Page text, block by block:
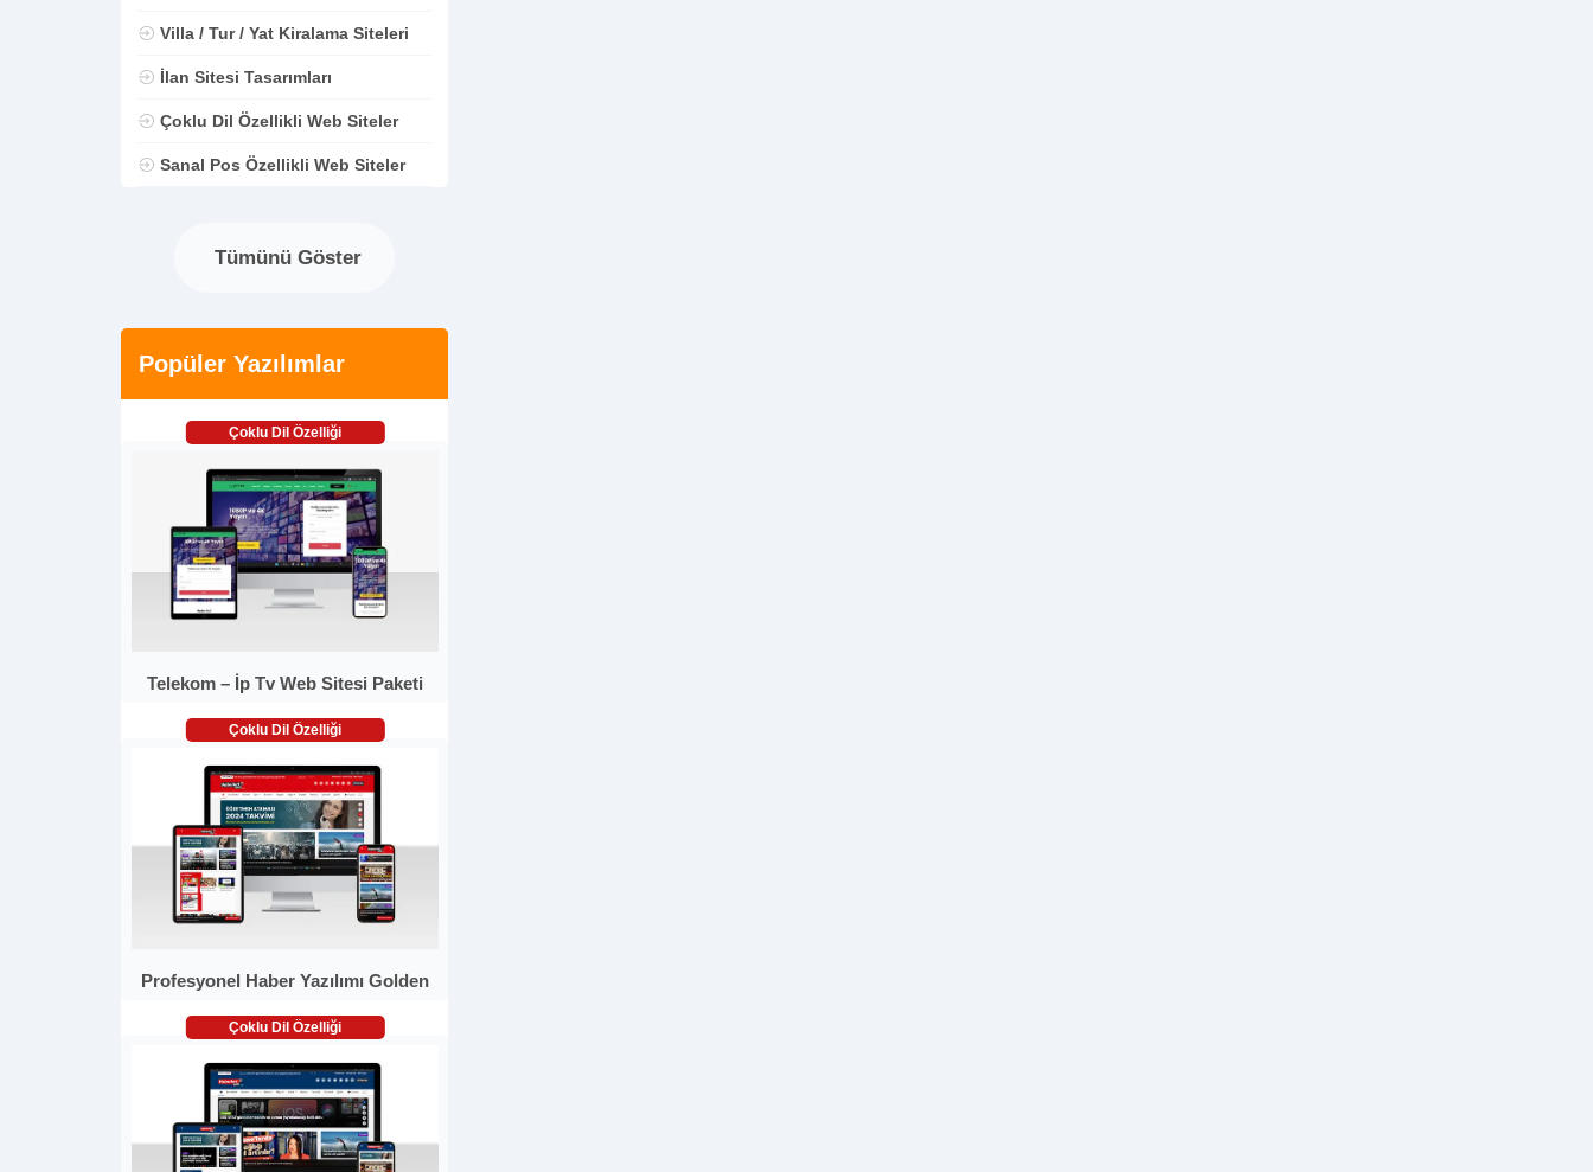
Villa / Tur / Yat Kiralama Siteleri
İlan Sitesi Tasarımları
Çoklu Dil Özellikli Web Siteler
Sanal Pos Özellikli Web Siteler
Tümünü Göster
Popüler Yazılımlar
Çoklu Dil Özelliği
Telekom – İp Tv Web Sitesi Paketi
Çoklu Dil Özelliği
Profesyonel Haber Yazılımı Golden
Çoklu Dil Özelliği